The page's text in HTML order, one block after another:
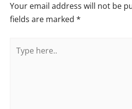
Your email address will not be
fields are marked *
here..